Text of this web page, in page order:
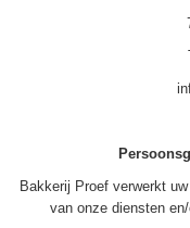
Bakkerij Proef verwerkt
van onze diensten